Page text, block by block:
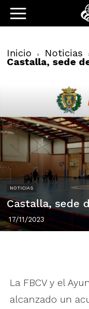
Inicio Noticias
Castalla, sede
NOTICIAS
Castalla, sede
17/11/2023
La FBCV y el
alcanzado un